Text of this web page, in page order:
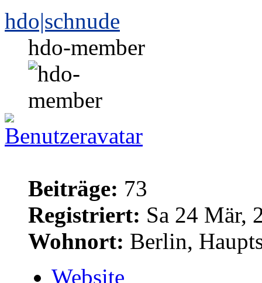
hdo|schnude
hdo-member
Beiträge: 73
Registriert: Sa 24 Mär,
Wohnort: Berlin,
Website